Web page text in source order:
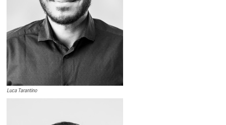
Luca Tarantino